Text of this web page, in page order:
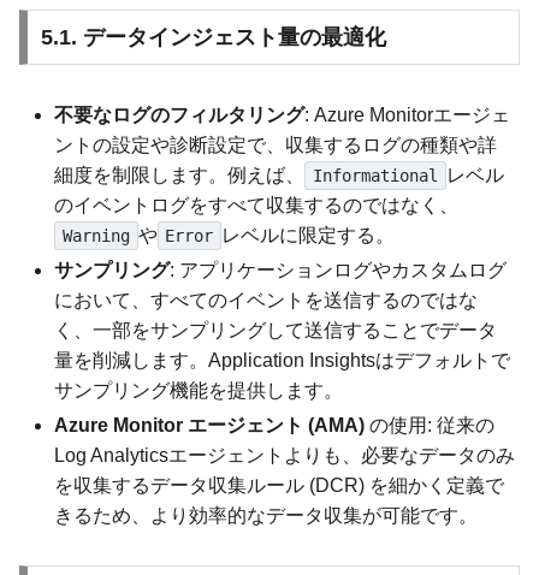
5.1. データインジェスト量の最適化
不要なログのフィルタリング: Azure Monitorエージェ
ントの設定や診断設定で、収集するログの種類や詳
細度を制限します。例えば、
Informational
レベル
のイベントログをすべて収集するのではなく、
Warning や Error レベルに限定する。
サンプリング: アプリケーションログやカスタムログ
において、すべてのイベントを送信するのではな
く、一部をサンプリングして送信することでデータ
量を削減します。Application Insightsはデフォルトで
サンプリング機能を提供します。
Azure Monitor エージェント (AMA) の使用: 従来の
Log Analyticsエージェントよりも、必要なデータのみ
を収集するデータ収集ルール (DCR) を細かく定義で
きるため、より効率的なデータ収集が可能です。